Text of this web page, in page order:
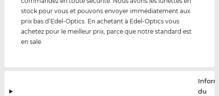
stock pour vous et pouvons envoyer immédiatement aux
prix bas d’Edel-Optics. En achetant à Edel-Optics vous
achetez pour le meilleur prix, parce que notre standard est
en sale.
du